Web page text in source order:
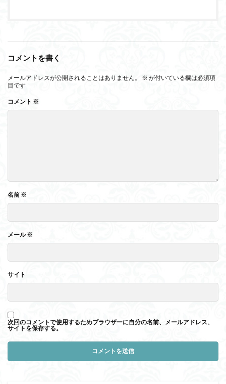
コメントを書く
メールアドレスが公開されることはありません。 ※ が付いている欄は必須項
目です
コメント ※
名前 ※
メール※
サイト
次回のコメントで使用するためブラウザーに自分の名前、メールアドレス、
サイトを保存する。